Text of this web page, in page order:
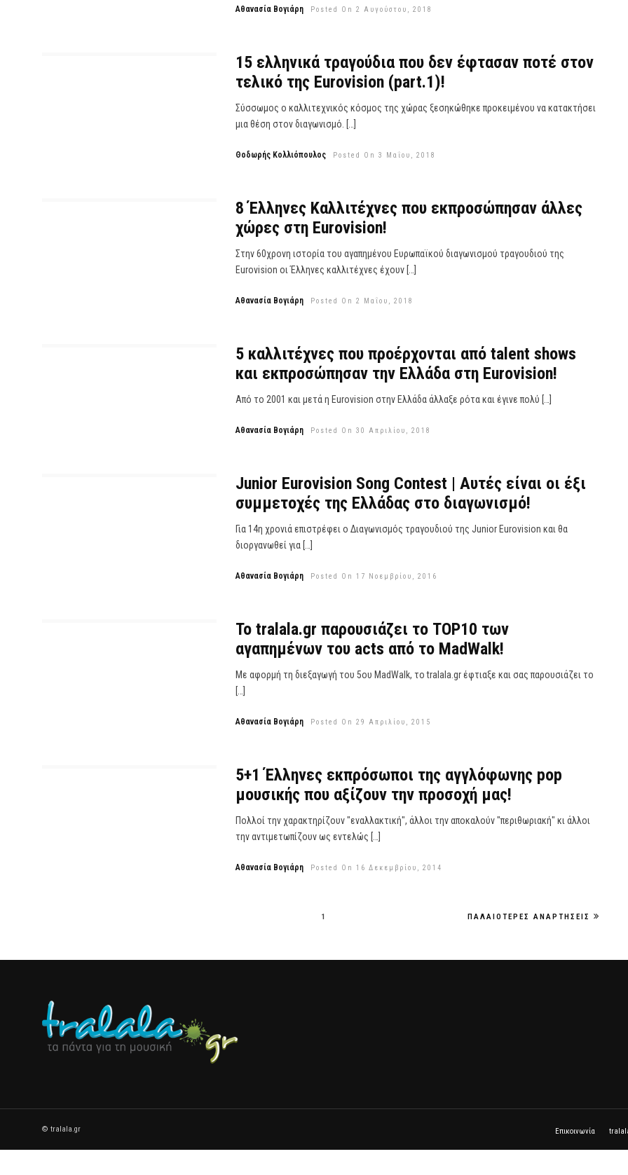
Αθανασία Βογιάρη Posted On 2 Αυγούστου, 2018
15 ελληνικά τραγούδια που δεν έφτασαν ποτέ στον
τελικό της Eurovision (part.1)!
Σύσσωμος ο καλλιτεχνικός κόσμος της χώρας ξεσηκώθηκε προκειμένου να κατακτήσει
μια θέση στον διαγωνισμό. […]
Θοδωρής Κολλιόπουλος Posted On 3 Μαΐου, 2018
8 Έλληνες Καλλιτέχνες που εκπροσώπησαν άλλες
χώρες στη Eurovision!
Στην 60χρονη ιστορία του αγαπημένου Ευρωπαϊκού διαγωνισμού τραγουδιού της
Eurovision οι Έλληνες καλλιτέχνες έχουν […]
Αθανασία Βογιάρη Posted On 2 Μαΐου, 2018
5 καλλιτέχνες που προέρχονται από talent shows
και εκπροσώπησαν την Ελλάδα στη Eurovision!
Από το 2001 και μετά η Eurovision στην Ελλάδα άλλαξε ρότα και έγινε πολύ […]
Αθανασία Βογιάρη Posted On 30 Απριλίου, 2018
Junior Eurovision Song Contest | Αυτές είναι οι έξι
συμμετοχές της Ελλάδας στο διαγωνισμό!
Για 14η χρονιά επιστρέφει ο Διαγωνισμός τραγουδιού της Junior Eurovision και θα
διοργανωθεί για […]
Αθανασία Βογιάρη Posted On 17 Νοεμβρίου, 2016
Το tralala.gr παρουσιάζει το TOP10 των
αγαπημένων του acts από το MadWalk!
Με αφορμή τη διεξαγωγή του 5ου MadWalk, το tralala.gr έφτιαξε και σας παρουσιάζει το
[…]
Αθανασία Βογιάρη Posted On 29 Απριλίου, 2015
5+1 Έλληνες εκπρόσωποι της αγγλόφωνης pop
μουσικής που αξίζουν την προσοχή μας!
Πολλοί την χαρακτηρίζουν "εναλλακτική", άλλοι την αποκαλούν "περιθωριακή" κι άλλοι
την αντιμετωπίζουν ως εντελώς […]
Αθανασία Βογιάρη Posted On 16 Δεκεμβρίου, 2014
1 ΠΑΛΑΙΌΤΕΡΕΣ ΑΝΑΡΤΉΣΕΙΣ
Επικοινωνία
© tralala.gr